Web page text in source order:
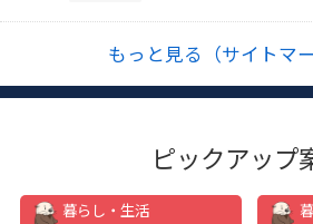
もっと見る（サイトマー
ピックアップ
暮らし・生活